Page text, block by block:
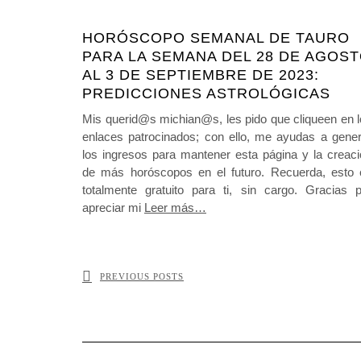
HORÓSCOPO SEMANAL DE TAURO
PARA LA SEMANA DEL 28 DE
AL 3 DE SEPTIEMBRE DE 2023:
PREDICCIONES ASTROLÓGICAS
Mis querid@s michian@s, les pido que cliqueen en
enlaces patrocinados; con ello, me ayudas a
los ingresos para mantener esta página y la
de más horóscopos en el futuro. Recuerda, esto
totalmente gratuito para ti, sin cargo. Gracias
apreciar mi Leer más…
PREVIOUS POSTS